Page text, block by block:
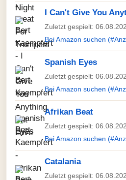
I Can't Give You
Zuletzt gespielt:
Bei Amazon suchen
Spanish Eyes
Zuletzt gespielt:
Bei Amazon suchen
Afrikan Beat
Zuletzt gespielt:
Bei Amazon suchen
Catalania
Zuletzt gespielt: